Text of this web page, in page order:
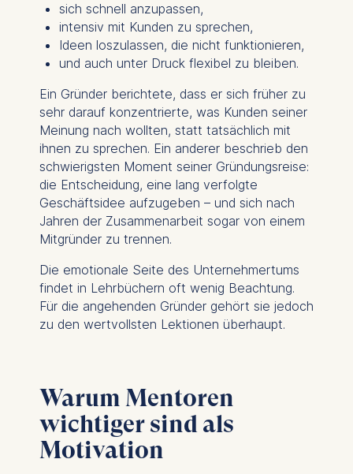
sich schnell anzupassen,
intensiv mit Kunden zu sprechen,
Ideen loszulassen, die nicht funktionieren,
und auch unter Druck flexibel zu bleiben.
Ein Gründer berichtete, dass er sich früher zu
sehr darauf konzentrierte, was Kunden seiner
Meinung nach wollten, statt tatsächlich mit
ihnen zu sprechen. Ein anderer beschrieb den
schwierigsten Moment seiner Gründungsreise:
die Entscheidung, eine lang verfolgte
Geschäftsidee aufzugeben – und sich nach
Jahren der Zusammenarbeit sogar von einem
Mitgründer zu trennen.
Die emotionale Seite des Unternehmertums
findet in Lehrbüchern oft wenig Beachtung.
Für die angehenden Gründer gehört sie jedoch
zu den wertvollsten Lektionen überhaupt.
Warum Mentoren
wichtiger sind als
Motivation